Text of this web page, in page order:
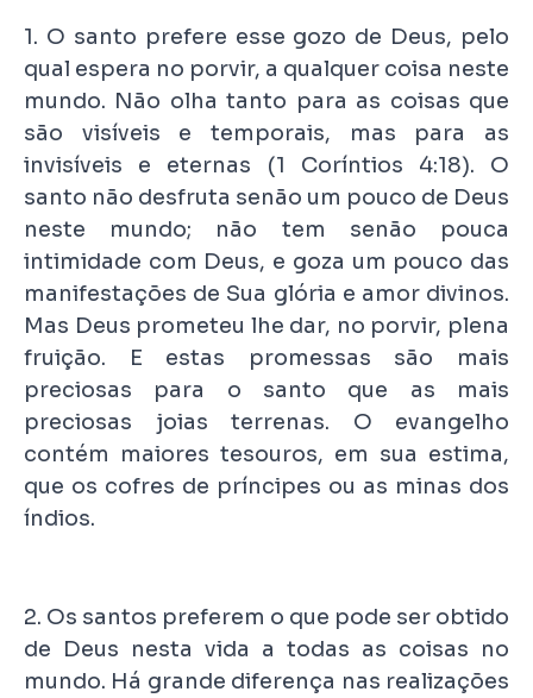
1. O santo prefere esse gozo de Deus, pelo
qual espera no porvir, a qualquer coisa neste
mundo. Não olha tanto para as coisas que
são visíveis e temporais, mas para as
invisíveis e eternas (1 Coríntios 4:18). O
santo não desfruta senão um pouco de Deus
neste mundo; não tem senão pouca
intimidade com Deus, e goza um pouco das
manifestações de Sua glória e amor divinos.
Mas Deus prometeu lhe dar, no porvir, plena
fruição. E estas promessas são mais
preciosas para o santo que as mais
preciosas joias terrenas. O evangelho
contém maiores tesouros, em sua estima,
que os cofres de príncipes ou as minas dos
índios.
2. Os santos preferem o que pode ser obtido
de Deus nesta vida a todas as coisas no
mundo. Há grande diferença nas realizações